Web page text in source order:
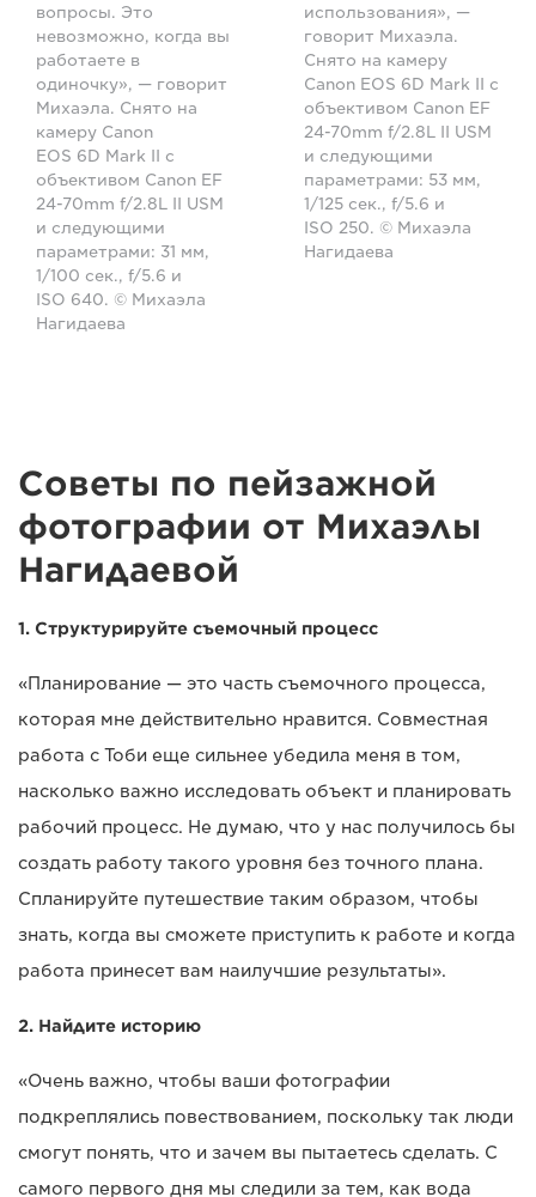
вопросы. Это
невозможно, когда вы
работаете в
одиночку», — говорит
Михаэла. Снято на
камеру Canon
EOS 6D Mark II с
объективом Canon EF
24-70mm f/2.8L II USM
и следующими
параметрами: 31 мм,
1/100 сек., f/5.6 и
ISO 640. © Михаэла
Нагидаева
использования», —
говорит Михаэла.
Снято на камеру
Canon EOS 6D Mark II с
объективом Canon EF
24-70mm f/2.8L II USM
и следующими
параметрами: 53 мм,
1/125 сек., f/5.6 и
ISO 250. © Михаэла
Нагидаева
Советы по пейзажной
фотографии от Михаэлы
Нагидаевой
1. Структурируйте съемочный процесс
«Планирование — это часть съемочного процесса,
которая мне действительно нравится. Совместная
работа с Тоби еще сильнее убедила меня в том,
насколько важно исследовать объект и планировать
рабочий процесс. Не думаю, что у нас получилось бы
создать работу такого уровня без точного плана.
Спланируйте путешествие таким образом, чтобы
знать, когда вы сможете приступить к работе и когда
работа принесет вам наилучшие результаты».
2. Найдите историю
«Очень важно, чтобы ваши фотографии
подкреплялись повествованием, поскольку так люди
смогут понять, что и зачем вы пытаетесь сделать. С
самого первого дня мы следили за тем, как вода